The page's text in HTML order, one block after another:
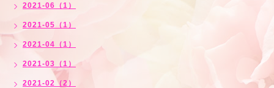
2021-06（1）
2021-05（1）
2021-04（1）
2021-03（1）
2021-02（2）